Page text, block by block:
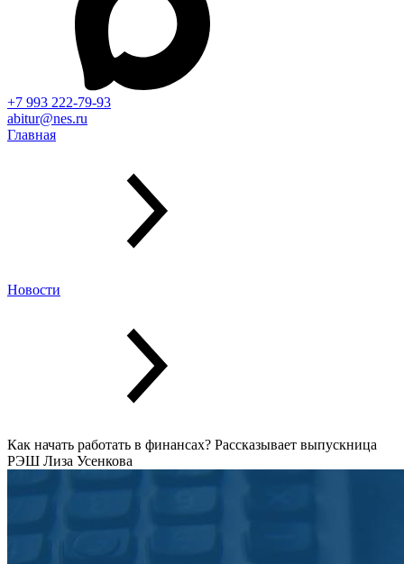
+7 993 222-79-93
abitur@nes.ru
Главная
Новости
Как начать работать в финансах? Рассказывает выпускница
РЭШ Лиза Усенкова